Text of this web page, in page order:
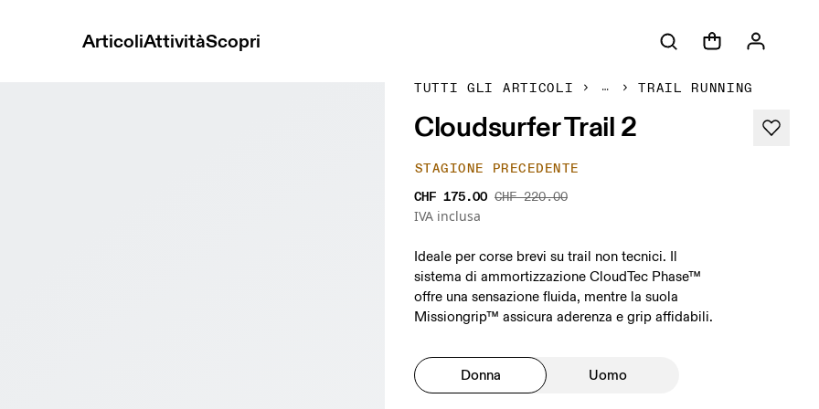
ArticoliAttivitàScopri
TUTTI GLI ARTICOLI TRAIL RUNNING
Cloudsurfer Trail 2
STAGIONE PRECEDENTE
CHF 175.00 CHF 220.00
IVA inclusa
Ideale per corse brevi su trail non tecnici. Il
sistema di ammortizzazione CloudTec Phase™
offre una sensazione fluida, mentre la suola
Missiongrip™ assicura aderenza e grip affidabili.
Donna Uomo